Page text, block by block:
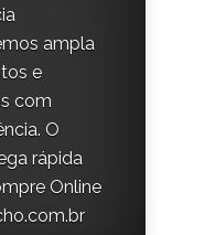
ampla
e
com
O
rápida
Online